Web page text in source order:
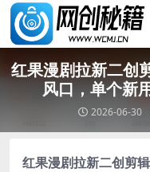
红果漫剧拉新二创
风口，单个新
2026-06-30
红果漫剧拉新二创剪